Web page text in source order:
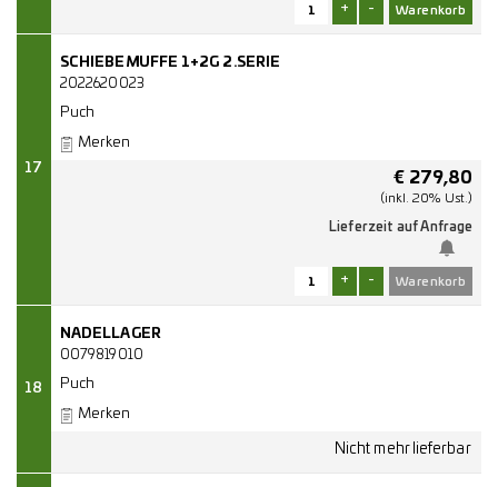
+ -
17
SCHIEBEMUFFE 1+2G 2.SERIE
2022620023
Puch
Merken
€ 279,80
(inkl. 20% Ust.)
Lieferzeit auf Anfrage
+ -
18
NADELLAGER
0079819010
Puch
Merken